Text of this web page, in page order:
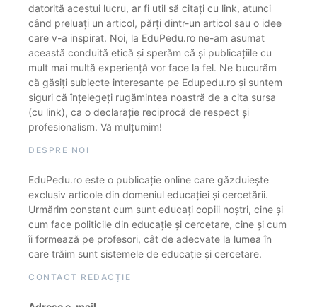
datorită acestui lucru, ar fi util să citați cu link, atunci
când preluați un articol, părți dintr-un articol sau o idee
care v-a inspirat. Noi, la EduPedu.ro ne-am asumat
această conduită etică și sperăm că și publicațiile cu
mult mai multă experiență vor face la fel. Ne bucurăm
că găsiți subiecte interesante pe Edupedu.ro și suntem
siguri că înțelegeți rugămintea noastră de a cita sursa
(cu link), ca o declarație reciprocă de respect și
profesionalism. Vă mulțumim!
DESPRE NOI
EduPedu.ro este o publicație online care găzduiește
exclusiv articole din domeniul educației și cercetării.
Urmărim constant cum sunt educați copiii noștri, cine și
cum face politicile din educație și cercetare, cine și cum
îi formează pe profesori, cât de adecvate la lumea în
care trăim sunt sistemele de educație și cercetare.
CONTACT REDACȚIE